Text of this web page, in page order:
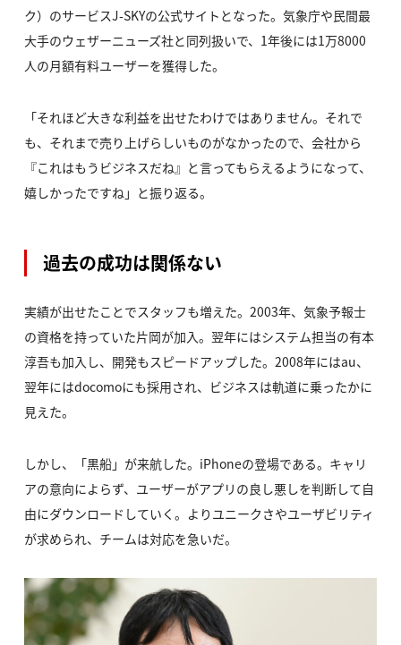
ク）のサービスJ-SKYの公式サイトとなった。気象庁や民間最
大手のウェザーニューズ社と同列扱いで、1年後には1万8000
人の月額有料ユーザーを獲得した。
「それほど大きな利益を出せたわけではありません。それで
も、それまで売り上げらしいものがなかったので、会社から
『これはもうビジネスだね』と言ってもらえるようになって、
嬉しかったですね」と振り返る。
過去の成功は関係ない
実績が出せたことでスタッフも増えた。2003年、気象予報士
の資格を持っていた片岡が加入。翌年にはシステム担当の有本
淳吾も加入し、開発もスピードアップした。2008年にはau、
翌年にはdocomoにも採用され、ビジネスは軌道に乗ったかに
見えた。
しかし、「黒船」が来航した。iPhoneの登場である。キャリ
アの意向によらず、ユーザーがアプリの良し悪しを判断して自
由にダウンロードしていく。よりユニークさやユーザビリティ
が求められ、チームは対応を急いだ。